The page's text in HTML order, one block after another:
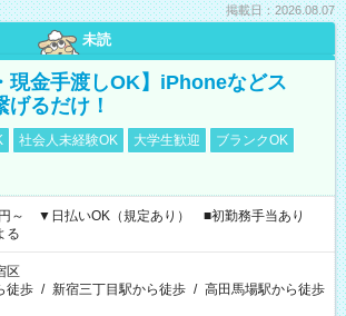
掲載日：2026.08.07
未読
現金手渡しOK】iPhoneなどス
げるだけ！
社会人未経験OK 大学生歓迎
ブランクOK
～ ▼日払いOK（規定あり） ■初勤務手当あり
る
区
徒歩 / 新宿三丁目駅から徒歩 / 高田馬場駅から徒歩